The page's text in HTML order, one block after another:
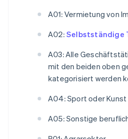
A01: Vermietung von
A02: Selbstständige
A03: Alle
mit den beiden oben
kategorisiert werden
A04: Sport oder Kunst
A05: Sonstige